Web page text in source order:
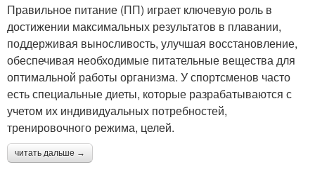
Правильное питание (ПП) играет ключевую роль в
достижении максимальных результатов в плавании,
поддерживая выносливость, улучшая восстановление,
обеспечивая необходимые питательные вещества для
оптимальной работы организма. У спортсменов часто
есть специальные диеты, которые разрабатываются с
учетом их индивидуальных потребностей,
тренировочного режима, целей.
читать дальше →